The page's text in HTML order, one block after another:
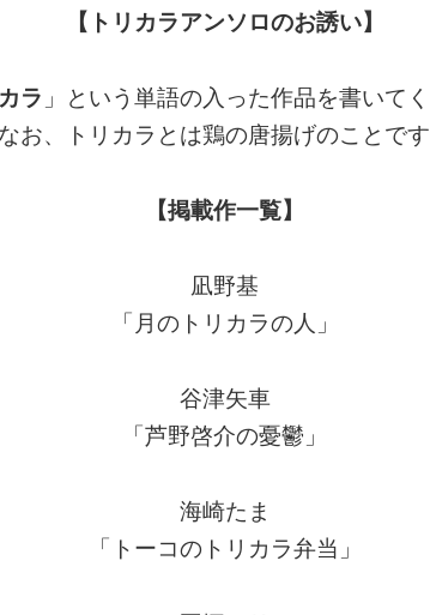
【トリカラアンソロのお誘い】
ラ 」という単語の入った作品を書いてく
なお、トリカラとは鶏の唐揚げのことです
【掲載作一覧】
凪野基
「月のトリカラの人」
谷津矢車
「芦野啓介の憂鬱」
海崎たま
「トーコのトリカラ弁当」